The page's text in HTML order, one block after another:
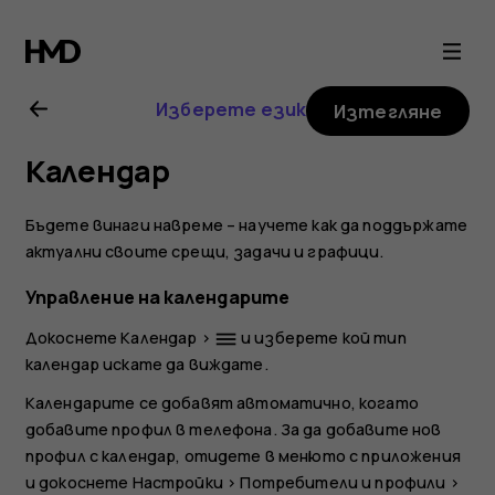
Ръководство
на
потребителя
за
Nokia
6.2
Изберете език Изтегляне
Календар
Бъдете винаги навреме – научете как да поддържате
актуални своите срещи, задачи и графици.
Управление на календарите
ДокоснетеКалендар > dehaze и изберете кой тип
календар искате да виждате.
Календарите се добавят автоматично, когато
добавите профил в телефона. За да добавите нов
профил с календар, отидете в менюто с приложения
и докоснете Настройки >Потребители и профили >